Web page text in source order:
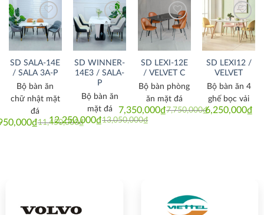
Thích
SD SALA-14E
/ SALA 3A-P
11,450,000₫
Original
₫Current
Bộ bàn ăn
chữ nhật mặt
đá
Thích
SD WINNER-
14E3 / SALA-
P
13,050,000₫
Original
12,250,000₫Current
Bộ bàn ăn
mặt đá
Thích
SD LEXI-12E
/ VELVET C
7,750,000₫
Original
7,350,000₫Current
Bộ bàn phòng
ăn mặt đá
Thích
SD LEXI12 /
VELVET
6,250,000₫
Bộ bàn ăn 4
ghế bọc vải